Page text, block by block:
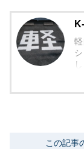
この記事